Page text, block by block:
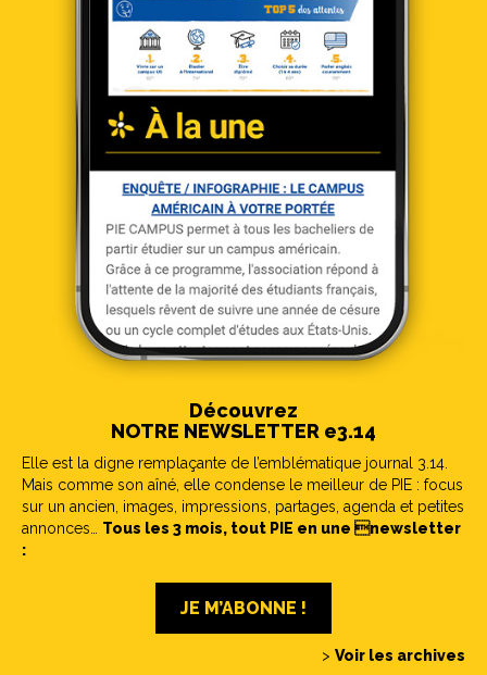
Découvrez
NOTRE NEWSLETTER e3.14
Elle est la digne remplaçante de l’emblématique journal 3.14.
Mais comme son aîné, elle condense le meilleur de PIE : focus
sur un ancien, images, impressions, partages, agenda et petites
annonces… Tous les 3 mois, tout PIE en une newsletter
:
JE M’ABONNE !
> Voir les archives